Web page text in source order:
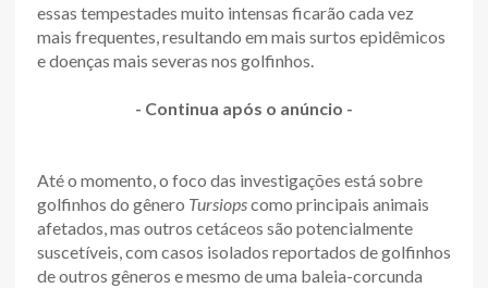
essas tempestades muito intensas ficarão cada vez
mais frequentes, resultando em mais surtos epidêmicos
e doenças mais severas nos golfinhos.
- Continua após o anúncio -
Até o momento, o foco das investigações está sobre
golfinhos do gênero Tursiopscomo principais animais
afetados, mas outros cetáceos são potencialmente
suscetíveis, com casos isolados reportados de golfinhos
de outros gêneros e mesmo de uma baleia-corcunda